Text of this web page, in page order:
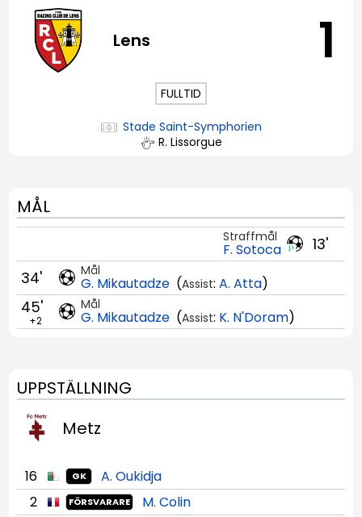
Lens 1
FULLTID
Stade Saint-Symphorien
R. Lissorgue
MÅL
13'
Straffmål
F. Sotoca
Mål
G. Mikautadze (Assist: A. Atta)
34'
Mål
G. Mikautadze (Assist: K. N'Doram)
45'
+2
UPPSTÄLLNING
Metz
16 GK
A. Oukidja
2
FÖRSVARARE
M. Colin